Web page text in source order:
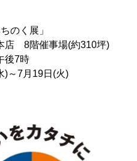
のく展」
8階催事場(約310坪)
後7時
7月19日(火)